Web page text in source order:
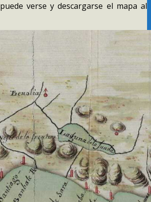
puede verse y descargarse el mapa al